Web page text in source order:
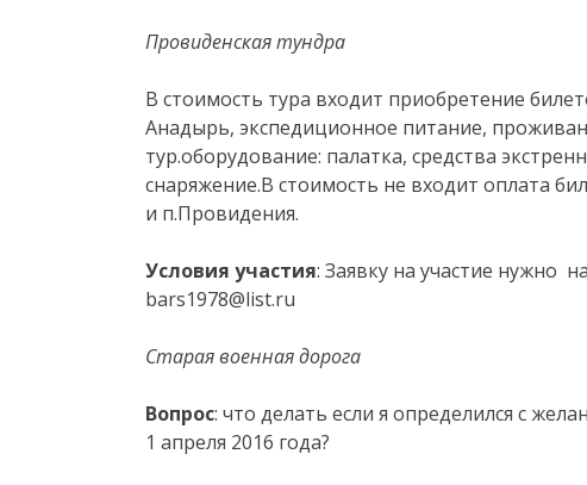
Провиденская тундра
В стоимость тура входит приобретение
Анадырь, экспедиционное питание,
тур.оборудование: палатка, средства
снаряжение.В стоимость не входит оплата
и п.Провидения.
Условия участия: Заявку на участие нужно
bars1978@list.ru
Старая военная дорога
Вопрос: что делать если я определился с
1 апреля 2016 года?